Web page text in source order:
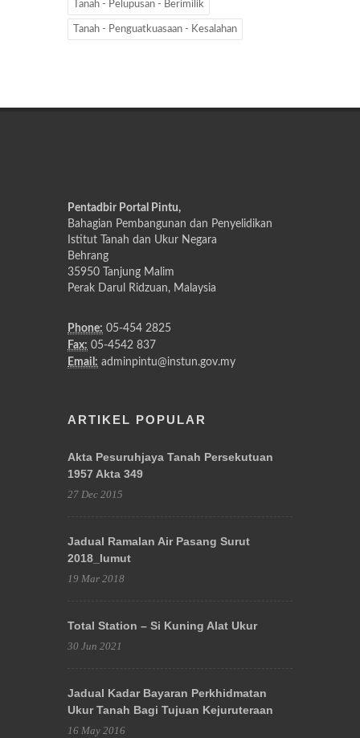
Tanah - Pelupusan - Berimilik
Tanah - Penguatkuasaan - Kesalahan
Pentadbir Portal Pintu,
Bahagian Pembangunan dan Penyelidikan
Istitut Tanah dan Ukur Negara
Behrang
35950 Tanjung Malim
Perak Darul Ridzuan, Malaysia
Phone: 05-454 2825
Fax: 05-4542 837
Email: adminpintu@instun.gov.my
ARTIKEL POPULAR
Akta Pesuruhjaya Tanah Persekutuan
1957 Akta 349
27 Dec 2015
Jadual Ramalan Air Pasang Surut
2018_lumut
19 Mar 2018
Total Station – Si Kuning Alat Ukur
30 Jun 2021
Jadual Kadar Bayaran Perkhidmatan
Ukur Tanah Bagi Tujuan Kejuruteraan
16 May 2016